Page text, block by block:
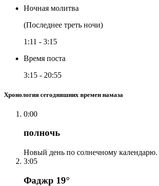
Ночная молитва
(Последнее треть ночи)
1:11 - 3:15
Время поста
3:15 - 20:55
Хронология сегодняшних времен намаза
0:00
полночь
3:05
Фаджр 19°